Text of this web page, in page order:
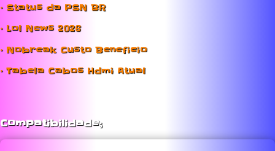
• Status da PSN BR
• Lol News 2026
• Nobreak Custo Beneficio
• Tabela Cabos Hdmi Atual
Compatibilidade;